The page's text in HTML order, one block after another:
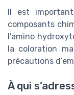
Il est
composants
l’amino
la coloration
précautions
À qui